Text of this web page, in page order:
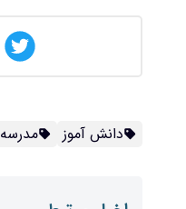
دانش آموز مدرسه